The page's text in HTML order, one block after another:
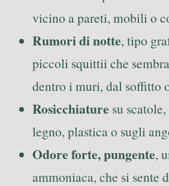
vicino a pareti, mobili o
Rumori di notte, tipo
piccoli squittii che
dentro i muri, dal soffitto
Rosicchiature su
legno, plastica o sugli
Odore forte, pungente,
ammoniaca, che si sente